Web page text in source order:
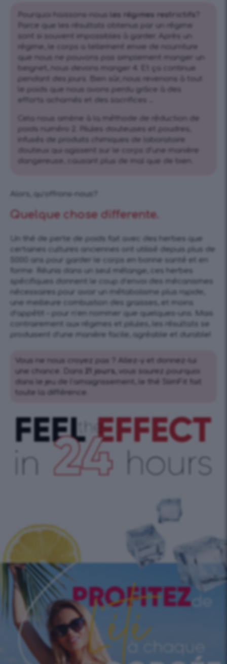
Pourquoi haïssons-nous les régimes restrictifs
Parce que les résultats obtenus par un régime
sont si souvent impossibles à garder. Après un
régime, le corps a tellement envie de nourriture
que nous ne pouvons pas simplement manger un
beignet, nous devons manger 4. Et ça continue
pendant des jours. Bien sûr, nous revenons à tout
le poids que nous avons perdu grâce à des
efforts acharnés et des sacrifices …
Cela nous amène à la méthode de réduction de
poids numéro 2. Pilules douteuses et poudres,
infusés de produits chimiques de laboratoire
douteux qui agissent sur le corps d’une manière
dangereuse, causant plus de mal que de bien.
Alors, qu’offrons-nous?
Quelque chose differente.
Un thé de perte de poids fait avec des herbes que
certaines cultures anciennes ont utilisé depuis plus de
5000 ans pour garder le corps en bonne santé et en
forme. Réunis dans un seul mélange, ces herbes
spécifiques donnent le coup d’envoi des mécanismes
nécessaires pour avoir un métabolisme plus rapide,
une meilleure combustion des graisses, et moins
d’appétit – pour n’en nommer que quelques-uns. Mais
contrairement aux régimes et pilules, les résultats se
produisent d’une manière facile, agréable et durable!
Vous ne nous croyez pas ? Allez-y et donnez-lui
une chance. Dans
21 jours , vous saurez pourquoi
dans le jeu de l’amaigrissement, le thé SlimFit fait
toute la différence.